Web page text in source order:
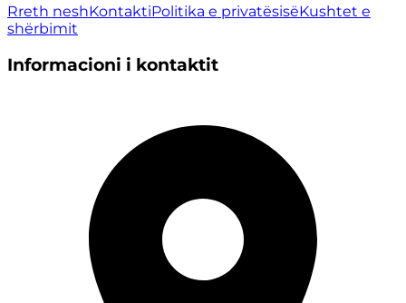
Rreth neshKontaktiPolitika e privatësisëKushtet e
shërbimit
Informacioni i kontaktit